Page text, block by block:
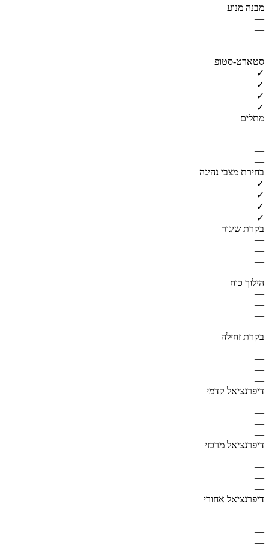
מבנה מנוע
—
—
—
—
סטארט-סטופ
✓
✓
✓
✓
מתלים
—
—
—
—
בחירת מצבי נהיגה
✓
✓
✓
✓
בקרת שיגור
—
—
—
—
הילוך כוח
—
—
—
—
בקרת זחילה
—
—
—
—
דיפרנציאל קדמי
—
—
—
—
דיפרנציאל מרכזי
—
—
—
—
דיפרנציאל אחורי
—
—
—
—